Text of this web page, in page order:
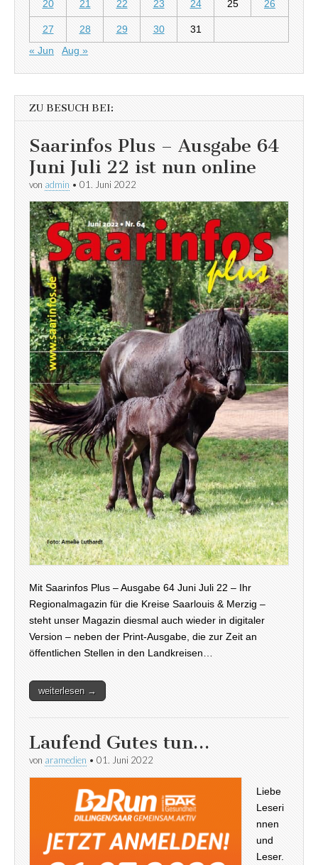
20 21 22 23 24 25 26
27 28 29 30
31
« Jun
Aug »
ZU BESUCH BEI:
Saarinfos Plus – Ausgabe 64
Juni Juli 22 ist nun online
von admin • 01. Juni 2022
Mit Saarinfos Plus – Ausgabe 64 Juni Juli 22 – Ihr
Regionalmagazin für die Kreise Saarlouis & Merzig –
steht unser Magazin diesmal auch wieder in digitaler
Version – neben der Print-Ausgabe, die zur Zeit an
öffentlichen Stellen in den Landkreisen…
weiterlesen →
Laufend Gutes tun…
von aramedien • 01. Juni 2022
Liebe
Leseri
nnen
und
Leser.